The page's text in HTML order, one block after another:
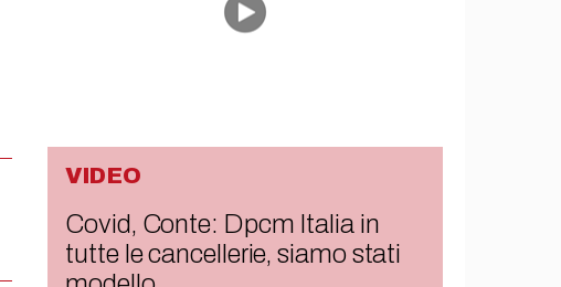
VIDEO
Covid, Conte: Dpcm Italia in
tutte le cancellerie, siamo stati